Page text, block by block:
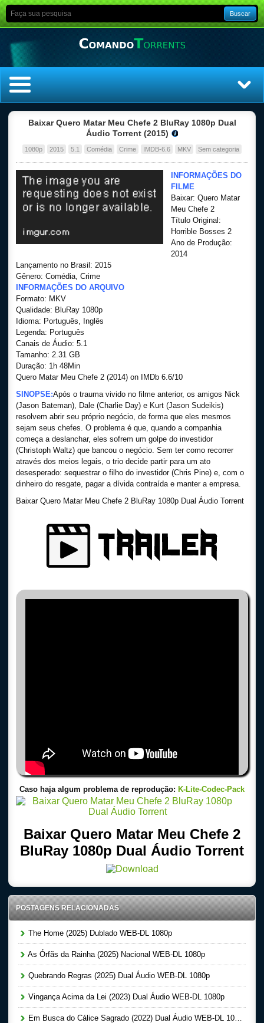
Buscar
Top Séries
Filmes
Baixar Quero Matar Meu Chefe 2 BluRay 1080p Dual
Áudio Torrent (2015)
1080p 2015 5.1 Comédia Crime IMDB-6.6 MKV Sem categoria
INFORMAÇÕES DO
FILME
Baixar: Quero Matar
Meu Chefe 2
Título Original:
Horrible Bosses 2
Ano de Produção:
2014
Lançamento no Brasil: 2015
Gênero: Comédia, Crime
INFORMAÇÕES DO ARQUIVO
Formato: MKV
Qualidade: BluRay 1080p
Idioma: Português, Inglês
Legenda: Português
Canais de Áudio: 5.1
Tamanho: 2.31 GB
Duração: 1h 48Min
Quero Matar Meu Chefe 2 (2014) on IMDb 6.6/10
SINOPSE:Após o trauma vivido no filme anterior, os amigos Nick
(Jason Bateman), Dale (Charlie Day) e Kurt (Jason Sudeikis)
resolvem abrir seu próprio negócio, de forma que eles mesmos
sejam seus chefes. O problema é que, quando a companhia
começa a deslanchar, eles sofrem um golpe do investidor
(Christoph Waltz) que bancou o negócio. Sem ter como recorrer
através dos meios legais, o trio decide partir para um ato
desesperado: sequestrar o filho do investidor (Chris Pine) e, com o
dinheiro do resgate, pagar a dívida contraída e manter a empresa.
Baixar Quero Matar Meu Chefe 2 BluRay 1080p Dual Áudio Torrent
Caso haja algum problema de reprodução: K-Lite-Codec-Pack
Baixar Quero Matar Meu Chefe 2
BluRay 1080p Dual Áudio Torrent
POSTAGENS RELACIONADAS
The Home (2025) Dublado WEB-DL 1080p
As Órfãs da Rainha (2025) Nacional WEB-DL 1080p
Quebrando Regras (2025) Dual Áudio WEB-DL 1080p
Vingança Acima da Lei (2023) Dual Áudio WEB-DL 1080p
Em Busca do Cálice Sagrado (2022) Dual Áudio WEB-DL 1080p